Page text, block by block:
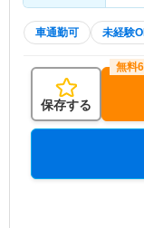
車通勤可 未経験
保存する